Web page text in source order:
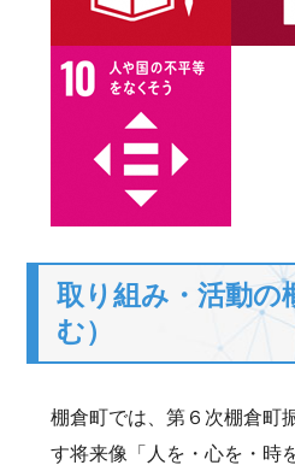
取り組み・活動の
む）
棚倉町では、第６次棚倉町
す将来像「人を・心を・時